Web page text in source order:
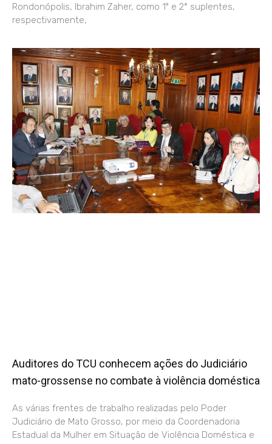
Rondonópolis, Ibrahim Zaher, como 1º e 2ª suplentes,
respectivamente,
Auditores do TCU conhecem ações do Judiciário
mato-grossense no combate à violência doméstica
As várias frentes de trabalho realizadas pelo Poder
Judiciário de Mato Grosso, por meio da Coordenadoria
Estadual da Mulher em Situação de Violência Doméstica e